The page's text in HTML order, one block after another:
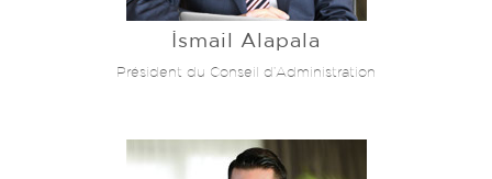
İsmail Alapala
Président du Conseil d’Administration